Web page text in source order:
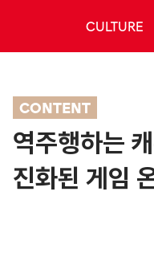
CULTURE
CONTENT
역주행하는
진화된 게임